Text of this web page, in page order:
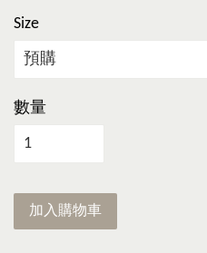
Size
數量
加入購物車